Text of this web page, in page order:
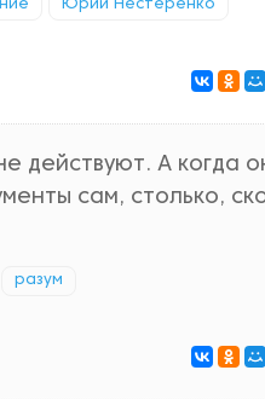
Юрий Нестеренко
действуют. А когда
сам, столько,
разум